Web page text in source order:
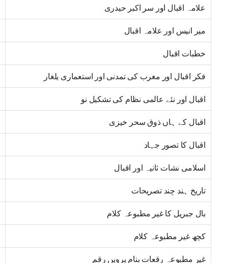
علامہ اقبال اور سر اکبر حیدری
میر انیس اور علامہ اقبال
خطبات اقبال
فکر اقبال اور مغرب کی تمدنی اور استعماری یلغار
اقبال اور نئے عالمی نظام کی تشکیل نو
اقبال کے ہاں ذوق سحر خیزی
اقبال کا تصور جہاد
اسلامی نشات ثانیہ اور اقبال
تاریخ ہند چند تصریحات
بال جبریل کا غیر مطبوعہ کلام
کچھ غیر مطبوعہ کلام
غیر مطبوعہ رقعات بنام پرویں رقم